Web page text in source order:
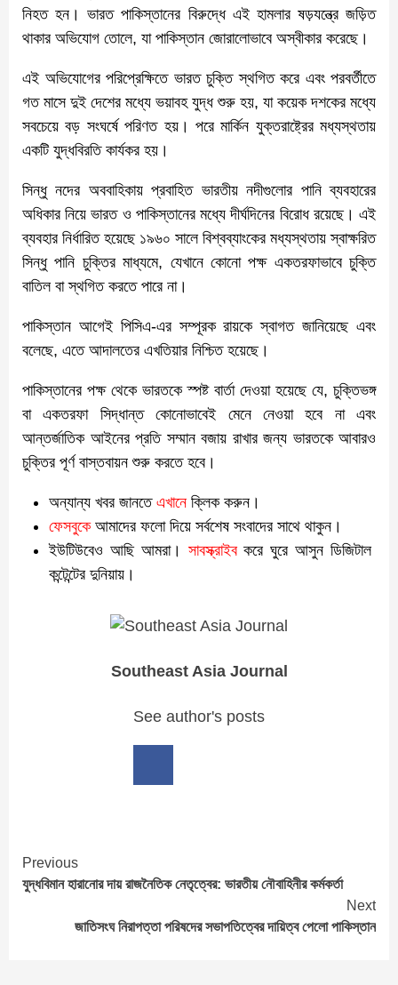
নিহত হন। ভারত পাকিস্তানের বিরুদ্ধে এই হামলার ষড়যন্ত্রে জড়িত
থাকার অভিযোগ তোলে, যা পাকিস্তান জোরালোভাবে অস্বীকার করেছে।
এই অভিযোগের পরিপ্রেক্ষিতে ভারত চুক্তি স্থগিত করে এবং পরবর্তীতে
গত মাসে দুই দেশের মধ্যে ভয়াবহ যুদ্ধ শুরু হয়, যা কয়েক দশকের মধ্যে
সবচেয়ে বড় সংঘর্ষে পরিণত হয়। পরে মার্কিন যুক্তরাষ্ট্রের মধ্যস্থতায়
একটি যুদ্ধবিরতি কার্যকর হয়।
সিন্ধু নদের অববাহিকায় প্রবাহিত ভারতীয় নদীগুলোর পানি ব্যবহারের
অধিকার নিয়ে ভারত ও পাকিস্তানের মধ্যে দীর্ঘদিনের বিরোধ রয়েছে। এই
ব্যবহার নির্ধারিত হয়েছে ১৯৬০ সালে বিশ্বব্যাংকের মধ্যস্থতায় স্বাক্ষরিত
সিন্ধু পানি চুক্তির মাধ্যমে, যেখানে কোনো পক্ষ একতরফাভাবে চুক্তি
বাতিল বা স্থগিত করতে পারে না।
পাকিস্তান আগেই পিসিএ-এর সম্পূরক রায়কে স্বাগত জানিয়েছে এবং
বলেছে, এতে আদালতের এখতিয়ার নিশ্চিত হয়েছে।
পাকিস্তানের পক্ষ থেকে ভারতকে স্পষ্ট বার্তা দেওয়া হয়েছে যে, চুক্তিভঙ্গ
বা একতরফা সিদ্ধান্ত কোনোভাবেই মেনে নেওয়া হবে না এবং
আন্তর্জাতিক আইনের প্রতি সম্মান বজায় রাখার জন্য ভারতকে আবারও
চুক্তির পূর্ণ বাস্তবায়ন শুরু করতে হবে।
অন্যান্য খবর জানতে এখানে ক্লিক করুন।
ফেসবুকেআমাদের ফলো দিয়ে সর্বশেষ সংবাদের সাথে থাকুন।
ইউটিউবেও আছি আমরা। সাবস্ক্রাইব করে ঘুরে আসুন ডিজিটাল
কন্টেন্টের দুনিয়ায়।
Southeast Asia Journal
See author's posts
Continue
Previous
যুদ্ধবিমান হারানোর দায় রাজনৈতিক নেতৃত্বের: ভারতীয় নৌবাহিনীর কর্মকর্তা
Next
জাতিসংঘ নিরাপত্তা পরিষদের সভাপতিত্বের দায়িত্ব পেলো পাকিস্তান